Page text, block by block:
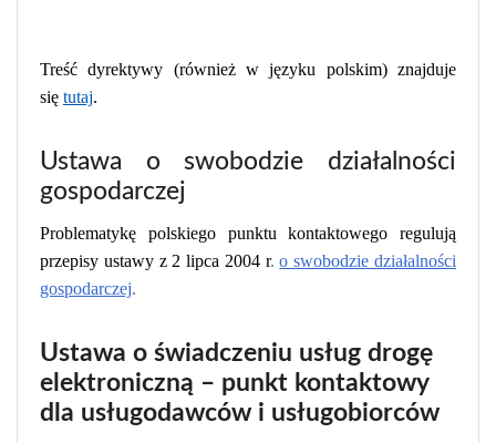
Treść dyrektywy (również w języku polskim) znajduje
się tutaj.
Ustawa o swobodzie działalności
gospodarczej
Problematykę polskiego punktu kontaktowego regulują
przepisy ustawy z 2 lipca 2004 r.o swobodzie działalności
gospodarczej.
Ustawa o świadczeniu usług drogę
elektroniczną – punkt kontaktowy
dla usługodawców i usługobiorców